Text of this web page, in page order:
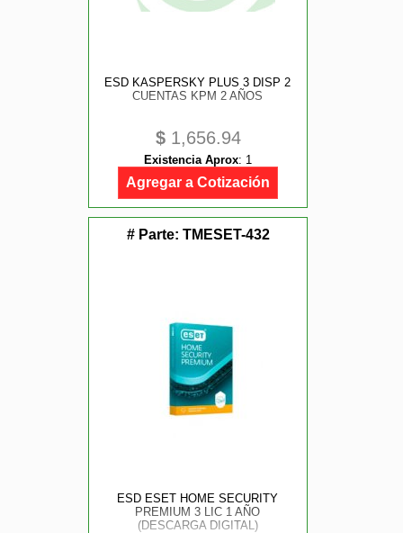
ESD KASPERSKY PLUS 3 DISP 2
CUENTAS KPM 2 AÑOS
$1,656.94
Existencia Aprox: 1
Agregar a Cotización
# Parte: TMESET-432
ESD ESET HOME SECURITY
PREMIUM 3 LIC 1 AÑO
(DESCARGA DIGITAL)